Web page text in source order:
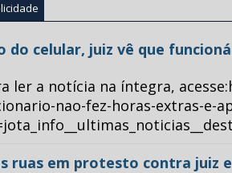
do celular, juiz vê que
ler a notícia na íntegra,
nao-fez-horas-extras-e-
ruas em protesto contra juiz